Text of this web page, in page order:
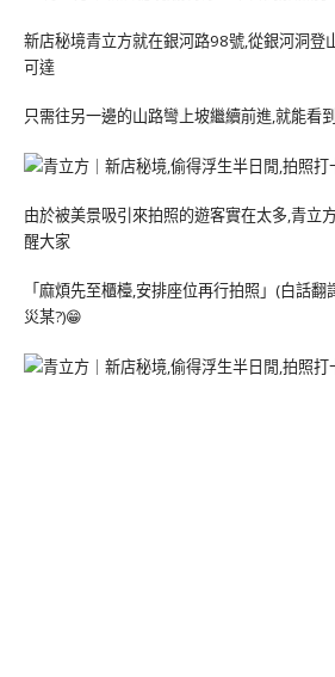
新店秘境青立方就在銀河路98號,從銀河洞登
可達
只需往另一邊的山路彎上坡繼續前進,就能看
由於被美景吸引來拍照的遊客實在太多,青立
醒大家
「麻煩先至櫃檯,安排座位再行拍照」(白話
災某?)😁